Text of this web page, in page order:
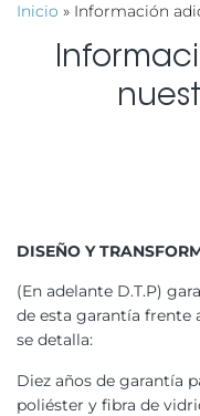
Inicio » Información
DISEÑO Y
(En adelante D.T.P)
de esta garantía frente
se detalla:
Diez años de garantía
poliéster y fibra de